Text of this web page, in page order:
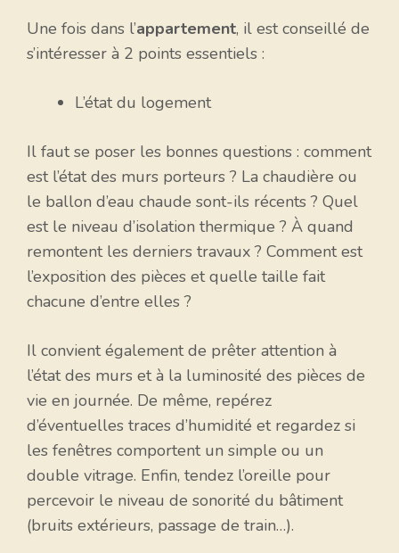
Une fois dans l’appartement, il est conseillé de
s’intéresser à 2 points essentiels :
L’état du logement
Il faut se poser les bonnes questions : comment
est l’état des murs porteurs ? La chaudière ou
le ballon d’eau chaude sont-ils récents ? Quel
est le niveau d’isolation thermique ? À quand
remontent les derniers travaux ? Comment est
l’exposition des pièces et quelle taille fait
chacune d’entre elles ?
Il convient également de prêter attention à
l’état des murs et à la luminosité des pièces de
vie en journée. De même, repérez
d’éventuelles traces d’humidité et regardez si
les fenêtres comportent un simple ou un
double vitrage. Enfin, tendez l’oreille pour
percevoir le niveau de sonorité du bâtiment
(bruits extérieurs, passage de train…).